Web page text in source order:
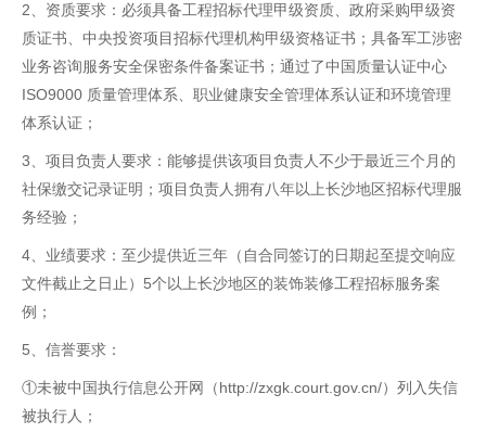
2、资质要求：必须具备工程招标代理甲级资质、政府采购甲级资
质证书、中央投资项目招标代理机构甲级资格证书；具备军工涉密
业务咨询服务安全保密条件备案证书；通过了中国质量认证中心
ISO9000 质量管理体系、职业健康安全管理体系认证和环境管理
体系认证；
3、项目负责人要求：能够提供该项目负责人不少于最近三个月的
社保缴交记录证明；项目负责人拥有八年以上长沙地区招标代理服
务经验；
4、业绩要求：至少提供近三年（自合同签订的日期起至提交响应
文件截止之日止）5个以上长沙地区的装饰装修工程招标服务案
例；
5、信誉要求：
①未被中国执行信息公开网（http://zxgk.court.gov.cn/）列入失信
被执行人；